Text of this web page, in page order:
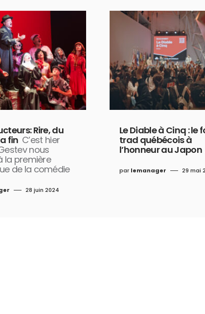
Rire, du
fin C’est hier
nous
la première
de la comédie
28 juin 2024
Le Diable à Cinq : le
trad québécois à
l’honneur au Japon
par lemanager 29 mai